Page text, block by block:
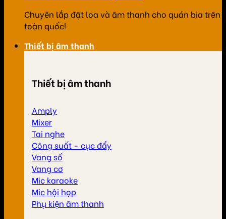
Chuyên lắp đặt loa và âm thanh cho quán bia trên
toàn quốc!
Thiết bị âm thanh
Thiết bị âm thanh
Amply
Mixer
Tai nghe
Công suất - cục đẩy
Vang số
Vang cơ
Mic karaoke
Mic hội họp
Phụ kiện âm thanh